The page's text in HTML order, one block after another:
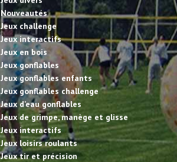
Nouveautés
Jeux challenge
Jeux interactifs
Jeux en bois
Jeux gonflables
Jeux gonflables enfants
Jeux gonflables challenge
Jeux d’eau gonflables
Jeux de grimpe, manège et glisse
Jeux interactifs
Jeux loisirs roulants
Jeux tir et précision